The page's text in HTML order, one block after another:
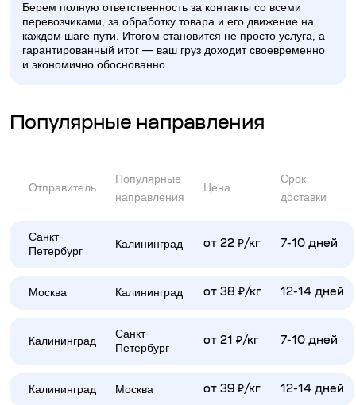
Берем полную ответственность за контакты со всеми
перевозчиками, за обработку товара и его движение на
каждом шаге пути. Итогом становится не просто услуга, а
гарантированный итог — ваш груз доходит своевременно
и экономично обоснованно.
Популярные направления
Отправитель
Популярные
направления
Цена
Срок
доставки
Санкт-
Петербург
Калининград от 22 ₽/кг 7-10 дней
Москва Калининград от 38 ₽/кг 12-14 дней
Калининград
Санкт-
Петербург
от 21 ₽/кг 7-10 дней
Калининград Москва от 39 ₽/кг 12-14 дней